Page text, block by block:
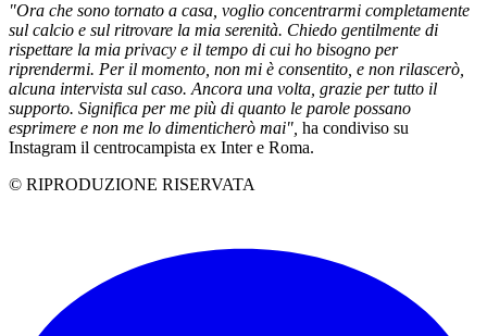
"Ora che sono tornato a casa, voglio concentrarmi completamente
sul calcio e sul ritrovare la mia serenità. Chiedo gentilmente di
rispettare la mia privacy e il tempo di cui ho bisogno per
riprendermi. Per il momento, non mi è consentito, e non rilascerò,
alcuna intervista sul caso. Ancora una volta, grazie per tutto il
supporto. Significa per me più di quanto le parole possano
esprimere e non me lo dimenticherò mai", ha condiviso su
Instagram il centrocampista ex Inter e Roma.
© RIPRODUZIONE RISERVATA